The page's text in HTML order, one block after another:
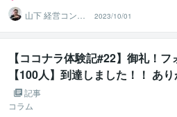
山下 経営コンサ
ル／コーチ
2023/10/01
【ココナラ体験記#22】御礼！フ
【100人】到達しました！！ あ
ざいます！【Day80-85】
記事
コラム